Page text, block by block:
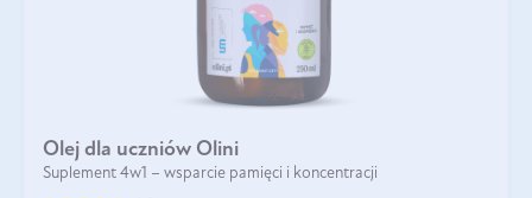
Olej dla uczniów Olini
Suplement 4w1 – wsparcie pamięci i koncentracji